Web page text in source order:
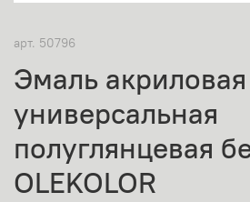
арт. 50796
Эмаль акриловая
универсальная
полуглянцевая
OLEKOLOR